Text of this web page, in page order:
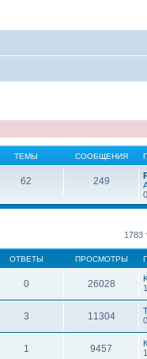
ТЕМЫ СООБЩЕНИЯ
62 249
1783
ОТВЕТЫ ПРОСМОТРЫ
0 26028
3 11304
1 9457